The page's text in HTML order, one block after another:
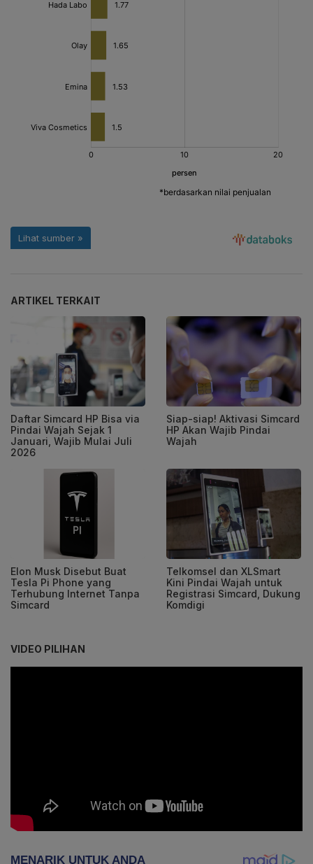
ARTIKEL TERKAIT
Daftar Simcard HP Bisa via
Pindai Wajah Sejak 1
Januari, Wajib Mulai Juli
2026
Siap-siap! Aktivasi Simcard
HP Akan Wajib Pindai
Wajah
Elon Musk Disebut Buat
Tesla Pi Phone yang
Terhubung Internet Tanpa
Simcard
Telkomsel dan XLSmart
Kini Pindai Wajah untuk
Registrasi Simcard, Dukung
Komdigi
VIDEO PILIHAN